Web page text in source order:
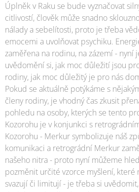
Úplněk v Raku se bude vyznačovat
citlivostí, člověk může snadno
nálady a sebelítosti, proto je třeba
emocemi a uvolňovat psychiku.
zaměřena na rodinu, na zázemí - nyní
uvědomění si, jak moc důležití jsou
rodiny, jak moc důležitý je pro nás
Pokud se aktuálně potýkáme s
členy rodiny, je vhodný čas zkusit
pohledu na osoby, kterých se tento
Kozorohu je v konjunkci s
Kozorohu - Merkur symbolizuje náš
komunikaci a retrográdní Merkur
našeho nitra - proto nyní můžeme
pozměnit určité vzorce myšlení, které
svazují či limitují - je třeba si